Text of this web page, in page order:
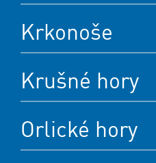
Krkonoše
Krušné hory
Orlické hory